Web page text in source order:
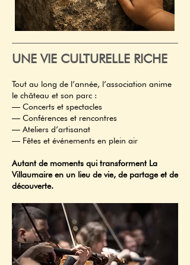
UNE VIE CULTURELLE RICHE
Tout au long de l’année, l’association anime
le château et son parc :
— Concerts et spectacles
— Conférences et rencontres
— Ateliers d’artisanat
— Fêtes et événements en plein air
Autant de moments qui transforment La
Villaumaire en un lieu de vie, de partage et de
découverte.